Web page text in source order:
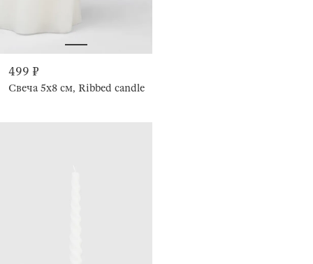
499 ₽
Свеча 5x8 см, Ribbed candle